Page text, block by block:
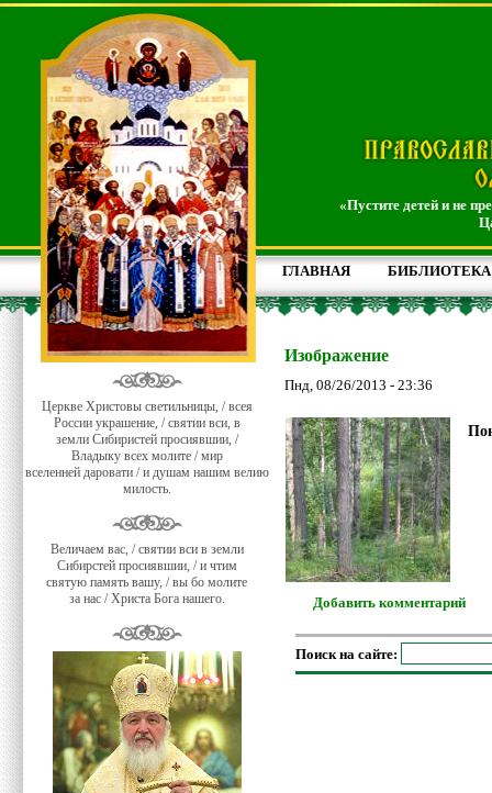
«Пустите детей и не
ГЛАВНАЯ БИБЛИОТЕКА
Церкве Христовы светильницы, / всея
России украшение, / святии вси, в
земли Сибиристей просиявшии, /
Владыку всех молите / мир
вселенней даровати / и душам нашим велию
милость.
Величаем вас, / святии вси в земли
Сибирстей просиявшии, / и чтим
святую память вашу, / вы бо молите
за нас / Христа Бога нашего.
Изображение
Пнд, 08/26/2013 - 23:36
Добавить комментарий
Поиск на сайте: